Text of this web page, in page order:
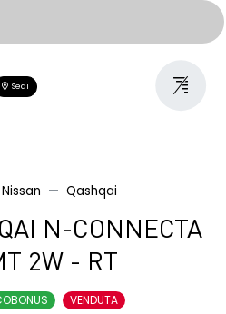
Sedi
Nissan Qashqai
N-CONNECTA
2W - RT
VENDUTA